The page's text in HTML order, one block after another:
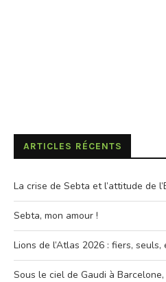
ARTICLES RÉCENTS
La crise de Sebta et l’attitude de
Sebta, mon amour !
Lions de l’Atlas 2026 : fiers,
Sous le ciel de Gaudi à